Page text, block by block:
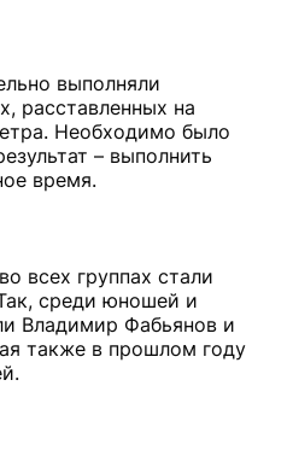
выполняли
расставленных на
Необходимо было
– выполнить
время.
всех группах стали
среди юношей и
Владимир Фабьянов и
также в прошлом году